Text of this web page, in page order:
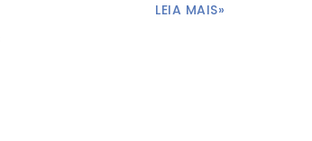
LEIA MAIS»